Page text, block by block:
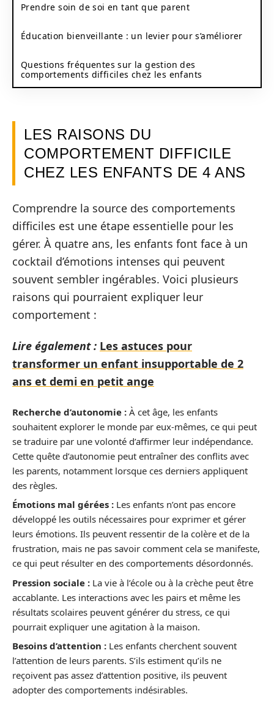
Prendre soin de soi en tant que parent
Éducation bienveillante : un levier pour s’améliorer
Questions fréquentes sur la gestion des
comportements difficiles chez les enfants
LES RAISONS DU
COMPORTEMENT DIFFICILE
CHEZ LES ENFANTS DE 4 ANS
Comprendre la source des comportements
difficiles est une étape essentielle pour les
gérer. À quatre ans, les enfants font face à un
cocktail d’émotions intenses qui peuvent
souvent sembler ingérables. Voici plusieurs
raisons qui pourraient expliquer leur
comportement :
Lire également : Les astuces pour
transformer un enfant insupportable de 2
ans et demi en petit ange
Recherche d’autonomie : À cet âge, les enfants
souhaitent explorer le monde par eux-mêmes, ce qui peut
se traduire par une volonté d’affirmer leur indépendance.
Cette quête d’autonomie peut entraîner des conflits avec
les parents, notamment lorsque ces derniers appliquent
des règles.
Émotions mal gérées : Les enfants n’ont pas encore
développé les outils nécessaires pour exprimer et gérer
leurs émotions. Ils peuvent ressentir de la colère et de la
frustration, mais ne pas savoir comment cela se manifeste,
ce qui peut résulter en des comportements désordonnés.
Pression sociale : La vie à l’école ou à la crèche peut être
accablante. Les interactions avec les pairs et même les
résultats scolaires peuvent générer du stress, ce qui
pourrait expliquer une agitation à la maison.
Besoins d’attention : Les enfants cherchent souvent
l’attention de leurs parents. S’ils estiment qu’ils ne
reçoivent pas assez d’attention positive, ils peuvent
adopter des comportements indésirables.